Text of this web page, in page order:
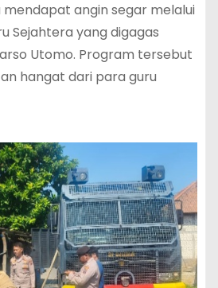
angin segar melalui
Sejahtera yang digagas
Utomo. Program tersebut
hangat dari para guru